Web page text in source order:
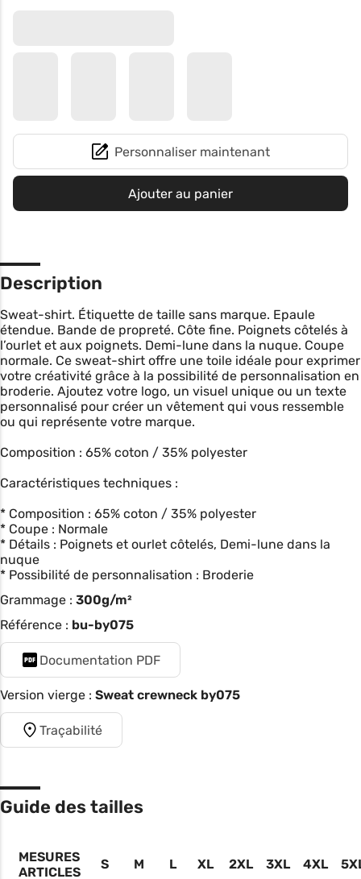
Personnaliser maintenant
Ajouter au panier
Description
Sweat-shirt. Étiquette de taille sans marque. Epaule
étendue. Bande de propreté. Côte fine. Poignets côtelés à
l’ourlet et aux poignets. Demi-lune dans la nuque. Coupe
normale. Ce sweat-shirt offre une toile idéale pour exprimer
votre créativité grâce à la possibilité de personnalisation en
broderie. Ajoutez votre logo, un visuel unique ou un texte
personnalisé pour créer un vêtement qui vous ressemble
ou qui représente votre marque.
Composition : 65% coton / 35% polyester
Caractéristiques techniques :
* Composition : 65% coton / 35% polyester
* Coupe : Normale
* Détails : Poignets et ourlet côtelés, Demi-lune dans la
nuque
* Possibilité de personnalisation : Broderie
Grammage : 300g/m²
Référence : bu-by075
Documentation PDF
Version vierge : Sweat crewneck by075
Traçabilité
Guide des tailles
MESURES
ARTICLES
S M L XL 2XL 3XL 4XL